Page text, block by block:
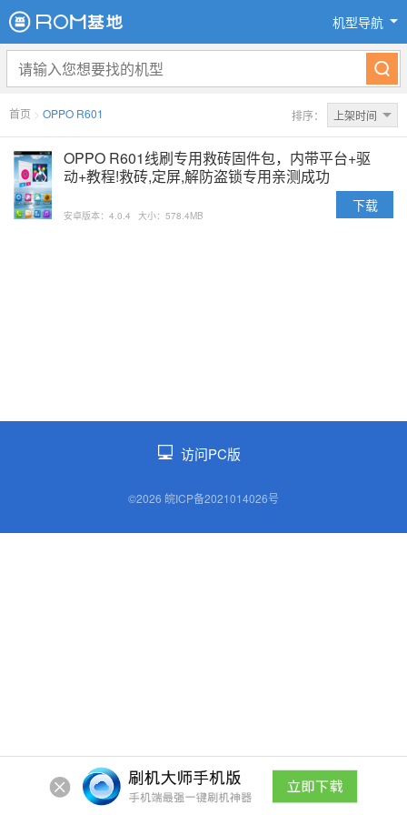
机型导航
首页 > OPPO R601 排序： 上架时间
OPPO R601线刷专用救砖固件包，内带平台+驱
动+教程!救砖,定屏,解防盗锁专用亲测成功
安卓版本：4.0.4 大小：578.4MB
下载
访问PC版
©2026 皖ICP备2021014026号